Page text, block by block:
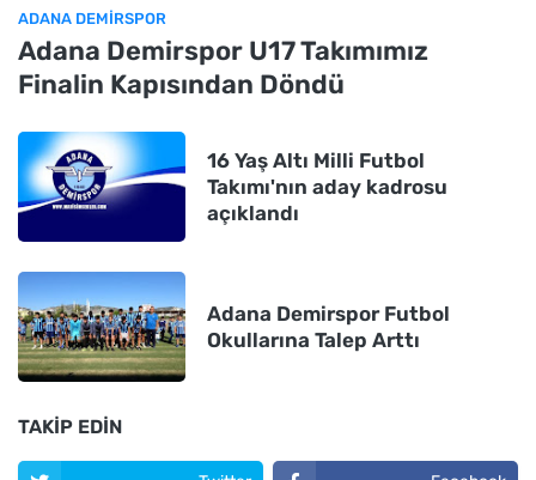
ADANA DEMIRSPOR
Adana Demirspor U17 Takımımız
Finalin Kapısından Döndü
16 Yaş Altı Milli Futbol
Takımı'nın aday kadrosu
açıklandı
Adana Demirspor Futbol
Okullarına Talep Arttı
TAKIP EDIN